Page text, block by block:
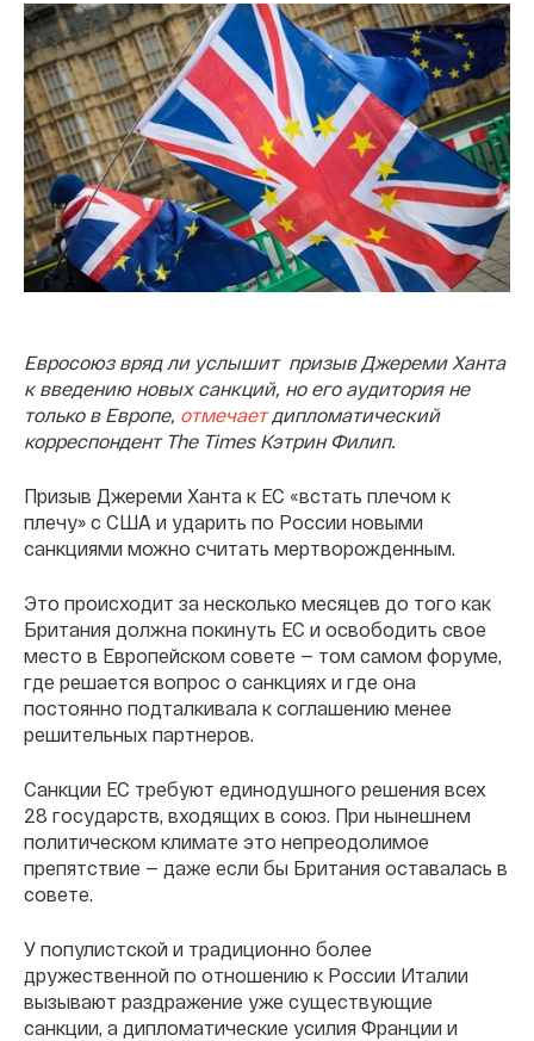
Евросоюз вряд ли услышит призыв Джереми Ханта
к введению новых санкций, но его аудитория не
только в Европе, отмечаетдипломатический
корреспондент The Times Кэтрин Филип.
Призыв Джереми Ханта к ЕС «встать плечом к
плечу» с США и ударить по России новыми
санкциями можно считать мертворожденным.
Это происходит за несколько месяцев до того как
Британия должна покинуть ЕС и освободить свое
место в Европейском совете — том самом форуме,
где решается вопрос о санкциях и где она
постоянно подталкивала к соглашению менее
решительных партнеров.
Санкции ЕС требуют единодушного решения всех
28 государств, входящих в союз. При нынешнем
политическом климате это непреодолимое
препятствие — даже если бы Британия оставалась в
совете.
У популистской и традиционно более
дружественной по отношению к России Италии
вызывают раздражение уже существующие
санкции, а дипломатические усилия Франции и